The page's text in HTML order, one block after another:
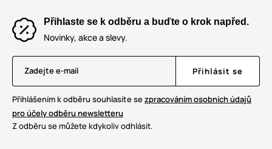
Přihlaste se k odběru a buďte o krok napřed.
Novinky, akce a slevy.
Zadejte e-mail Přihlásit se
Přihlášením k odběru souhlasíte sezpracováním osobních údajů
pro účely odběru newsletteru
Z odběru se můžete kdykoliv odhlásit.